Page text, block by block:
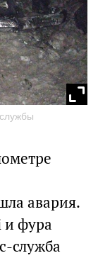
авария.
и фура
служба